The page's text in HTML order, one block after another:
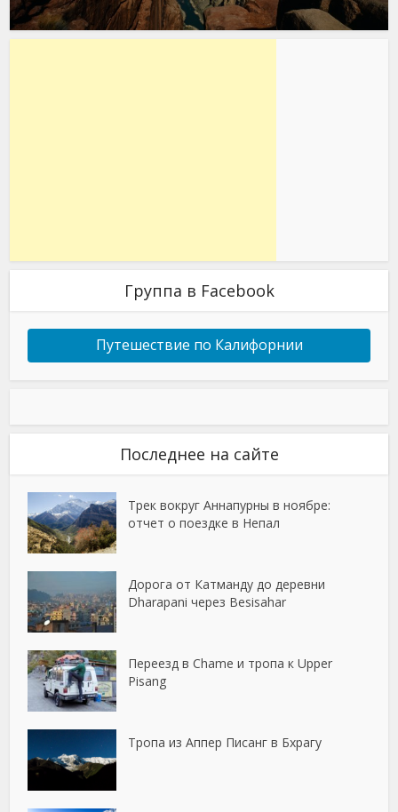
Группа в Facebook
Путешествие по Калифорнии
Последнее на сайте
Трек вокруг Аннапурны в ноябре:
отчет о поездке в Непал
Дорога от Катманду до деревни
Dharapani через Besisahar
Переезд в Chame и тропа к Upper
Pisang
Тропа из Аппер Писанг в Бхрагу